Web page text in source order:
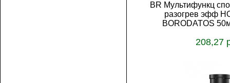
BR Мультифункц
разогрев эфф
BORODATOS
208,27
В